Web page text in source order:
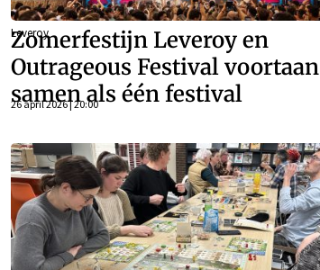
Leveroy
Zomerfestijn Leveroy en
Outrageous Festival voortaan
samen als één festival
26 april 2026 | 20:00